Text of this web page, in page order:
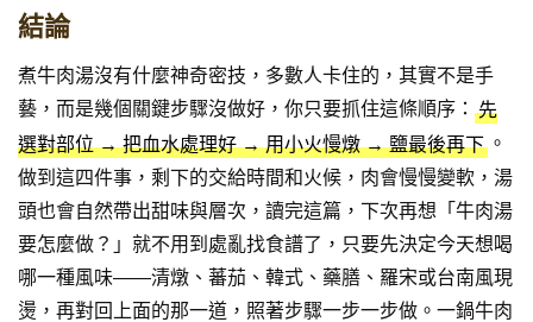
結論
煮牛肉湯沒有什麼神奇密技，多數人卡住的，其實不是手
藝，而是幾個關鍵步驟沒做好，你只要抓住這條順序： 先
選對部位 → 把血水處理好 → 用小火慢燉 → 鹽最後再下 。
做到這四件事，剩下的交給時間和火候，肉會慢慢變軟，湯
頭也會自然帶出甜味與層次，讀完這篇，下次再想「牛肉湯
要怎麼做？」就不用到處亂找食譜了，只要先決定今天想喝
哪一種風味——清燉、蕃茄、韓式、藥膳、羅宋或台南風現
燙，再對回上面的那一道，照著步驟一步一步做。一鍋牛肉